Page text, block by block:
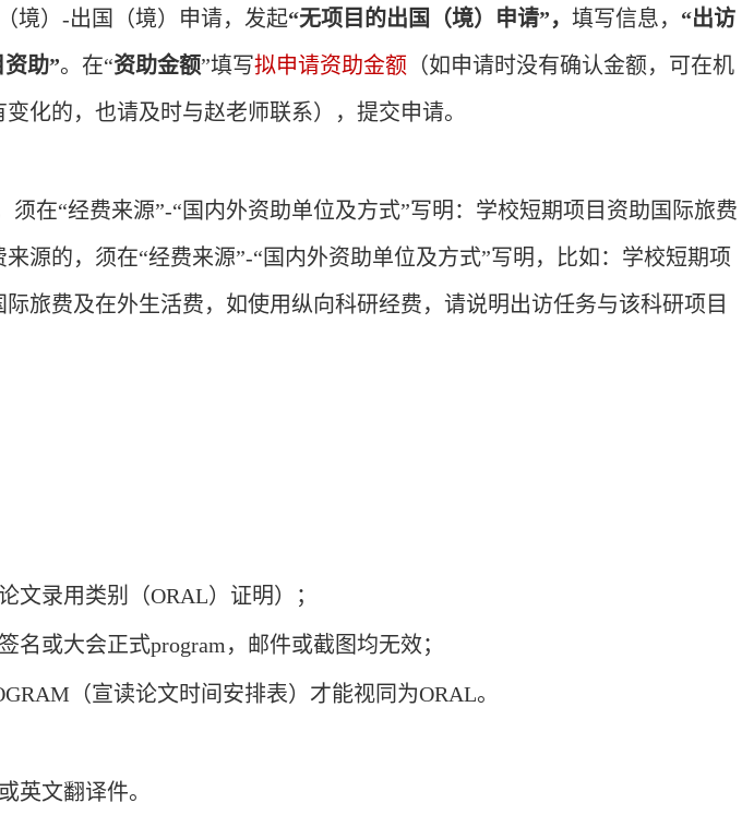
境） -出国（境）申请，发起“无项目的出国（境）申请”， 填写信息， “出访
助”。在“资助金额”填写拟申请资助金额 （如申请时没有确认金额，可在机
化的，也请及时与赵老师联系），提交申请。
须在“经费来源”-“ 国内外资助单位及方式”写明：学校短期项目资助国际旅费
源的，须在“经费来源”-“ 国内外资助单位及方式”写明，比如：学校短期项
旅费及在外生活费，如使用纵向科研经费，请说明出访任务与该科研项目
文录用类别（ORAL）证明）；
名或大会正式program ，邮件或截图均无效；
（宣读论文时间安排表）才能视同为ORAL。
英文翻译件。